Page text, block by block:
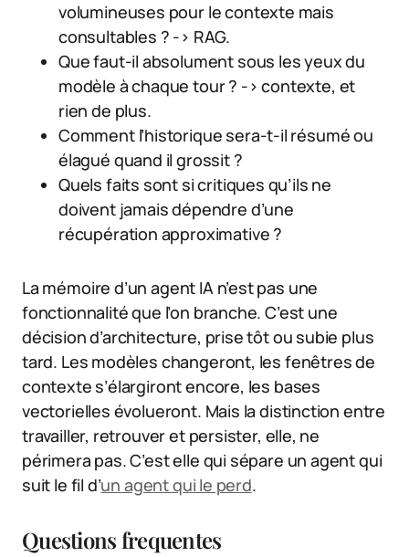
volumineuses pour le contexte mais
consultables ? -> RAG.
Que faut-il absolument sous les yeux du
modèle à chaque tour ? -> contexte, et
rien de plus.
Comment l’historique sera-t-il résumé ou
élagué quand il grossit ?
Quels faits sont si critiques qu’ils ne
doivent jamais dépendre d’une
récupération approximative ?
La mémoire d’un agent IA n’est pas une
fonctionnalité que l’on branche. C’est une
décision d’architecture, prise tôt ou subie plus
tard. Les modèles changeront, les fenêtres de
contexte s’élargiront encore, les bases
vectorielles évolueront. Mais la distinction entre
travailler, retrouver et persister, elle, ne
périmera pas. C’est elle qui sépare un agent qui
suit le fil d’un agent qui le perd.
Questions frequentes